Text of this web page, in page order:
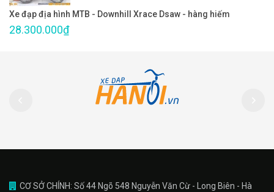
Xe đạp địa hình MTB - Downhill Xrace Dsaw - hàng hiếm
28.300.000₫
CƠ SỞ CHÍNH: Số 44 Ngõ 548 Nguyễn Văn Cừ - Long Biên - Hà